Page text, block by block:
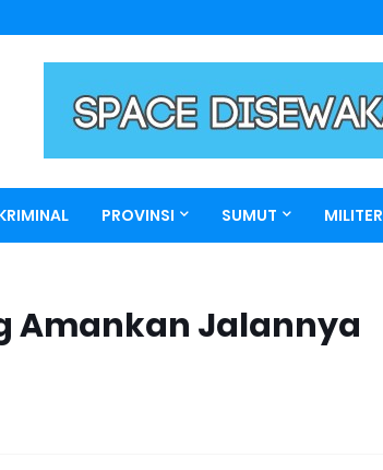
PROVINSI SUMUT MILITER
Amankan Jalannya